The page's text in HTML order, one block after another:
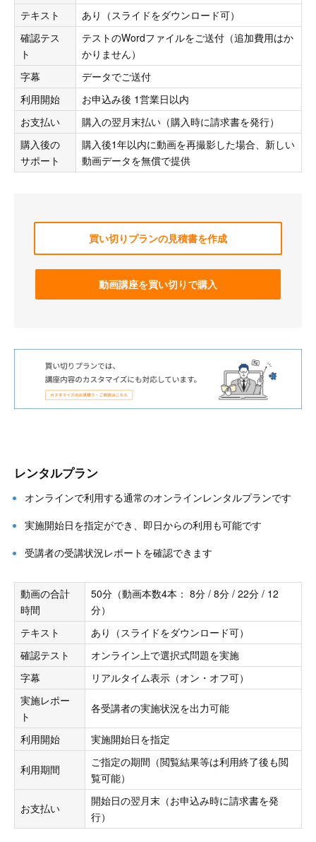
テキスト
あり（スライドをダウンロード可）
確認テス
ト
テストのWordファイルをご送付（追加費用はか
かりません）
字幕
データでご送付
利用開始
お申込み後 1営業日以内
お支払い
購入の翌月末払い（購入時に請求書を発行）
購入後の
サポート
購入後1年以内に動画を再撮影した場合、新しい
動画データを無償で提供
買い切りプランの見積書を作成
動画講座を買い切りで購入
レンタルプラン
オンラインで利用する通常のオンラインレンタルプランです
実施開始日を指定ができ、即日からの利用も可能です
受講者の受講状況レポートを確認できます
動画の合計
時間
50分（動画本数4本： 8分 / 8分 / 22分 / 12
分）
テキスト
あり（スライドをダウンロード可）
確認テスト
オンライン上で選択式問題を実施
字幕
リアルタイム表示（オン・オフ可）
実施レポー
ト
各受講者の実施状況を出力可能
利用開始 実施開始日を指定
利用期間
ご指定の期間（閲覧結果等は利用終了後も閲
覧可能）
お支払い
開始日の翌月末（お申込み時に請求書を発
行）